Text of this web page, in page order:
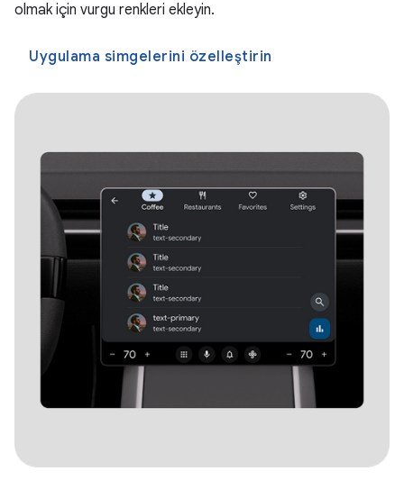
olmak için vurgu renkleri ekleyin.
Uygulama simgelerini özelleştirin